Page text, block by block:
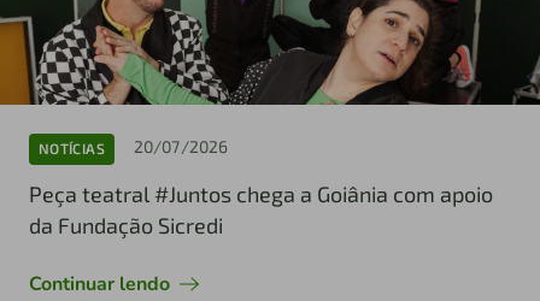
NOTÍCIAS 20/07/2026
Peça teatral #Juntos chega a Goiânia com apoio
da Fundação Sicredi
Continuar lendo